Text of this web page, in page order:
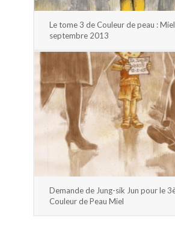
Le tome 3 de Couleur de peau :
septembre 2013
Demande de Jung-sik Jun pour le
Couleur de Peau Miel